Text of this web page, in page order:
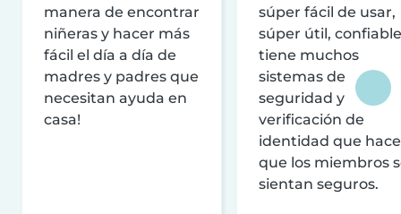
manera de encontrar
niñeras y hacer más
fácil el día a día de
madres y padres que
necesitan ayuda en
casa!
súper fácil de usar,
súper útil,
tiene muchos
sistemas de
seguridad y
verificación de
identidad que
que los miembros
sientan seguros.